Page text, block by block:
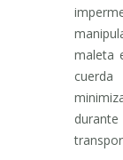
maleta